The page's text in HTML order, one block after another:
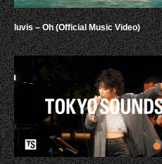
luvis – Oh (Official Music Video)